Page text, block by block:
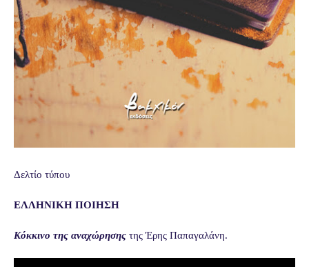
Δελτίο τύπου
ΕΛΛΗΝΙΚΗ ΠΟΙΗΣΗ
Κόκκινο της αναχώρησης της Έρης Παπαγαλάνη.